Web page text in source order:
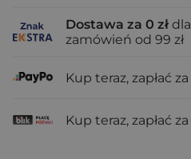
Dostawa za 0 zł dla
zamówień od 99 zł
Kup teraz, zapłać za
Kup teraz, zapłać za